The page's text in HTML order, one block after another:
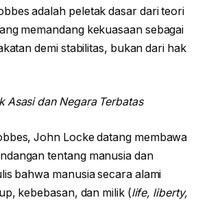
adalah peletak dasar dari teori
memandang kekuasaan sebagai
demi stabilitas, bukan dari hak
Asasi dan Negara Terbatas
John Locke datang membawa
tentang manusia dan
bahwa manusia secara alami
kebebasan, dan milik (life, liberty,